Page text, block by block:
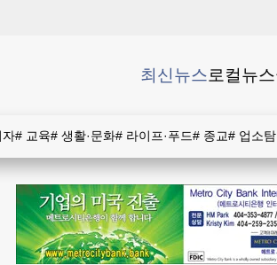
최신뉴스로컬뉴스
자# 교육# 생활·문화# 라이프·푸드# 종교# 업소